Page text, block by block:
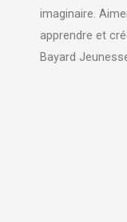
imaginaire.
apprendre et
Bayard